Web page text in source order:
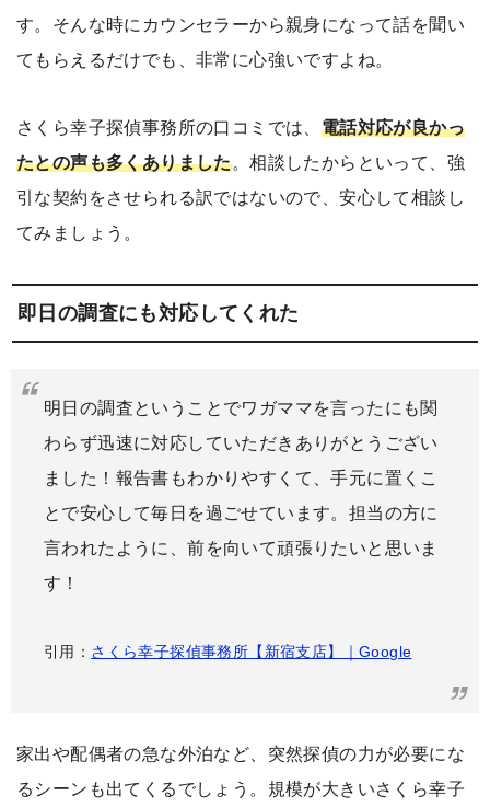
す。そんな時にカウンセラーから親身になって話を聞い
てもらえるだけでも、非常に心強いですよね。
さくら幸子探偵事務所の口コミでは、 電話対応が良かっ
たとの声も多くありました。相談したからといって、強
引な契約をさせられる訳ではないので、安心して相談し
てみましょう。
即日の調査にも対応してくれた
明日の調査ということでワガママを言ったにも関
わらず迅速に対応していただきありがとうござい
ました！報告書もわかりやすくて、手元に置くこ
とで安心して毎日を過ごせています。担当の方に
言われたように、前を向いて頑張りたいと思いま
す！
引用： さくら幸子探偵事務所【新宿支店】｜Google
家出や配偶者の急な外泊など、突然探偵の力が必要にな
るシーンも出てくるでしょう。規模が大きいさくら幸子